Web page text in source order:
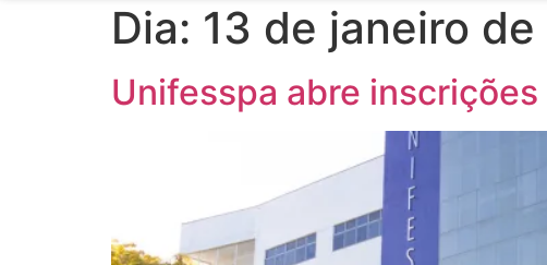
Dia: 13 de janeiro
Unifesspa abre